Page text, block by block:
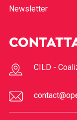
Newsletter
CILD -